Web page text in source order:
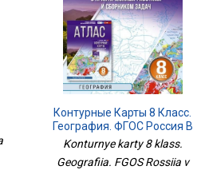
Контурные Карты 8 Класс.
География. ФГОС Россия В
Новых Границах
Konturnye karty 8 klass.
Geografiia. FGOS Rossiia v